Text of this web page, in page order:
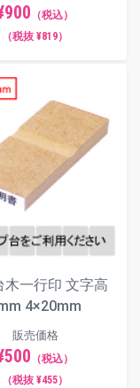
（税込）
（税抜 ¥819）
木一行印 文字高
4×20mm
販売価格
（税込）
（税抜 ¥455）